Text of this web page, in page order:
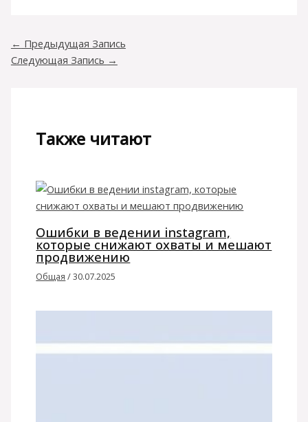
← Предыдущая Запись
Следующая Запись →
Также читают
Ошибки в ведении instagram,
которые снижают охваты и мешают
продвижению
Общая /30.07.2025